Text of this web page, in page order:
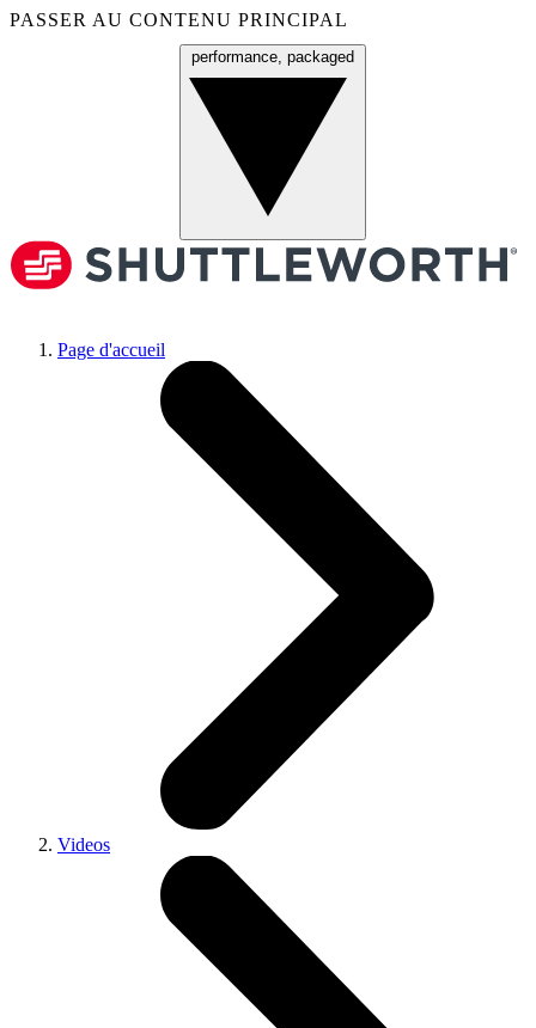
PASSER AU CONTENU PRINCIPAL
performance, packaged
Page d'accueil
Videos